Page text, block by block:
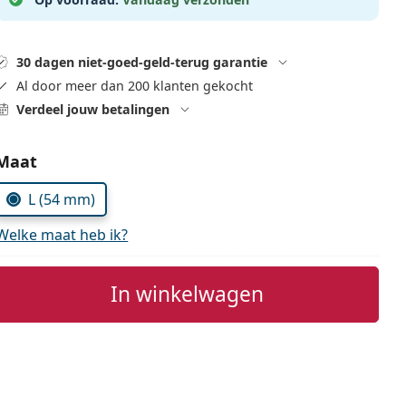
30 dagen niet-goed-geld-terug garantie
Al door meer dan 200 klanten gekocht
Verdeel jouw betalingen
parameters:
L (54 mm)
maat heb ik?
In winkelwagen